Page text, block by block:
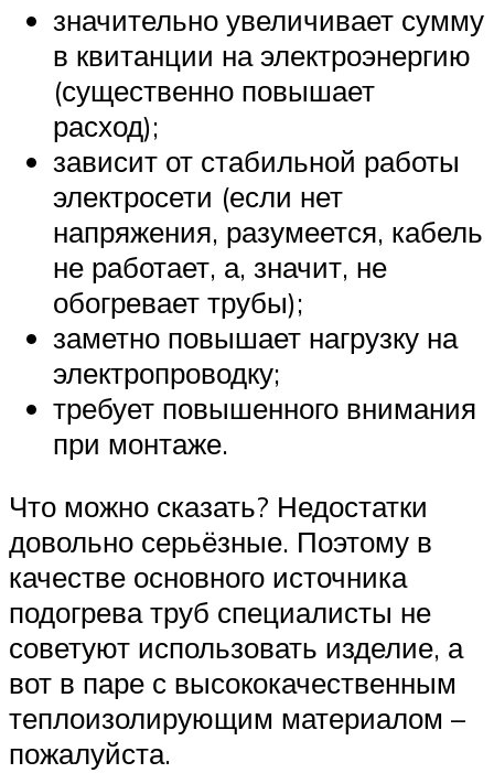
значительно увеличивает сумму
в квитанции на электроэнергию
(существенно повышает
расход);
зависит от стабильной работы
электросети (если нет
напряжения, разумеется, кабель
не работает, а, значит, не
обогревает трубы);
заметно повышает нагрузку на
электропроводку;
требует повышенного внимания
при монтаже.
Что можно сказать? Недостатки
довольно серьёзные. Поэтому в
качестве основного источника
подогрева труб специалисты не
советуют использовать изделие, а
вот в паре с высококачественным
теплоизолирующим материалом –
пожалуйста.